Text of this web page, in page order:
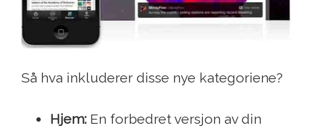
Så hva inkluderer disse nye kategoriene?
Hjem: En forbedret versjon av din